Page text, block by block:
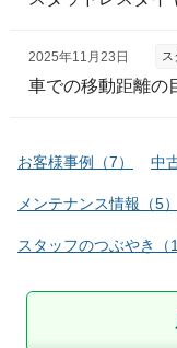
2025年11月23日 ス
車での移動距離の
お客様事例 （7） 中
メンテナンス情報 （5）
スタッフのつぶやき （